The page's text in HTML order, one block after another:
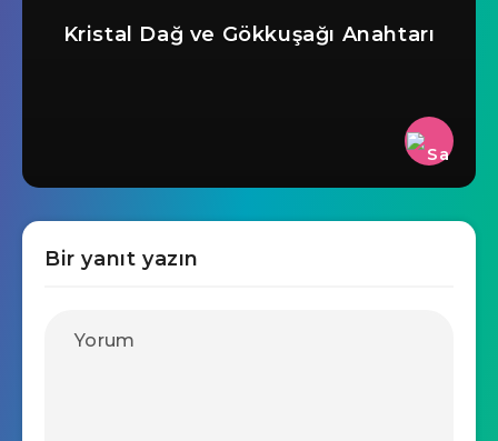
Kristal Dağ ve Gökkuşağı Anahtarı
Bir yanıt yazın